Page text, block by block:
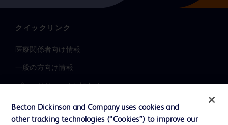
クイックリンク
医療関係者向け情報
一般の方向け情報
プレスリリース / お知らせ
インクルージョン、ダイバー
シティ ＆ エクイティ
Becton Dickinson and Company uses cookies and
other tracking technologies (“Cookies”) to improve our